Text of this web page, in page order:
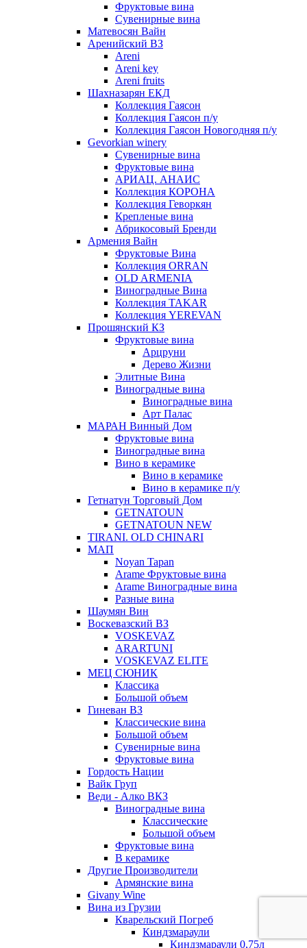
Фруктовые вина
Cувенирные вина
Матевосян Вайн
Аренийский ВЗ
Areni
Areni key
Areni fruits
Шахназарян ЕКД
Коллекция Гаясон
Коллекция Гаясон п/у
Коллекция Гаясон Новогодняя п/у
Gevorkian winery
Сувенирные вина
Фруктовые вина
АРИАЦ. АНАИС
Коллекция КОРОНА
Коллекция Геворкян
Крепленые вина
Абрикосовый Бренди
Армения Вайн
Фруктовые Вина
Коллекция ORRAN
OLD ARMENIA
Виноградные Вина
Коллекция TAKAR
Коллекция YEREVAN
Прошянский КЗ
Фруктовые вина
Арцруни
Дерево Жизни
Элитные Вина
Виноградные вина
Виноградные вина
Арт Палас
МАРАН Винный Дом
Фруктовые вина
Виноградные вина
Вино в керамике
Вино в керамике
Вино в керамике п/у
Гетнатун Торговый Дом
GETNATOUN
GETNATOUN NEW
TIRANI. OLD CHINARI
МАП
Noyan Tapan
Arame Фруктовые вина
Arame Виноградные вина
Разные вина
Шаумян Вин
Воскевазский ВЗ
VOSKEVAZ
ARARTUNI
VOSKEVAZ ELITE
МЕЦ СЮНИК
Классика
Большой объем
Гиневан ВЗ
Классические вина
Большой объем
Сувенирные вина
Фруктовые вина
Гордость Нации
Вайк Груп
Веди - Алко ВКЗ
Виноградные вина
Классические
Большой объем
Фруктовые вина
В керамике
Другие Производители
Армянские вина
Givany Wine
Вина из Грузии
Кварельский Погреб
Киндзмараули
Киндзмараули 0,75л